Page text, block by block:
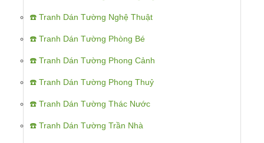
☎️ Tranh Dán Tường Nghệ Thuật
☎️ Tranh Dán Tường Phòng Bé
☎️ Tranh Dán Tường Phong Cảnh
☎️ Tranh Dán Tường Phong Thuỷ
☎️ Tranh Dán Tường Thác Nước
☎️ Tranh Dán Tường Trần Nhà